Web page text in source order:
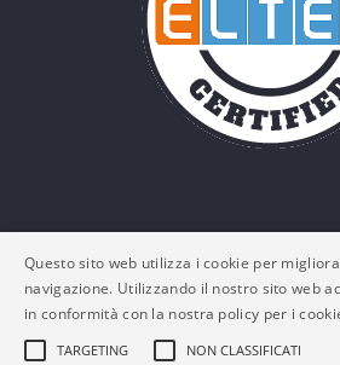
Questo sito web utilizza i cookie per
navigazione. Utilizzando il nostro sito web
in conformità con la nostra policy per i
TARGETING NON CLASSIFICATI